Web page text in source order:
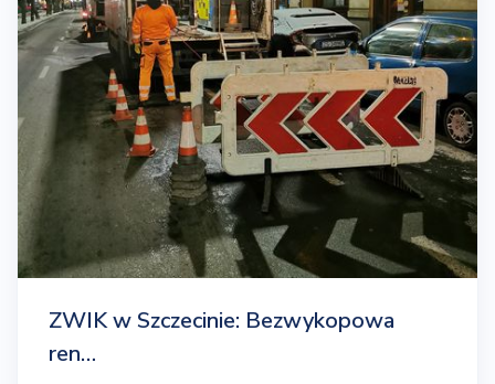
ZWIK w Szczecinie: Bezwykopowa
ren…